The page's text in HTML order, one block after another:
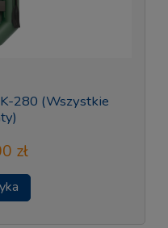
280 (Wszystkie
zł